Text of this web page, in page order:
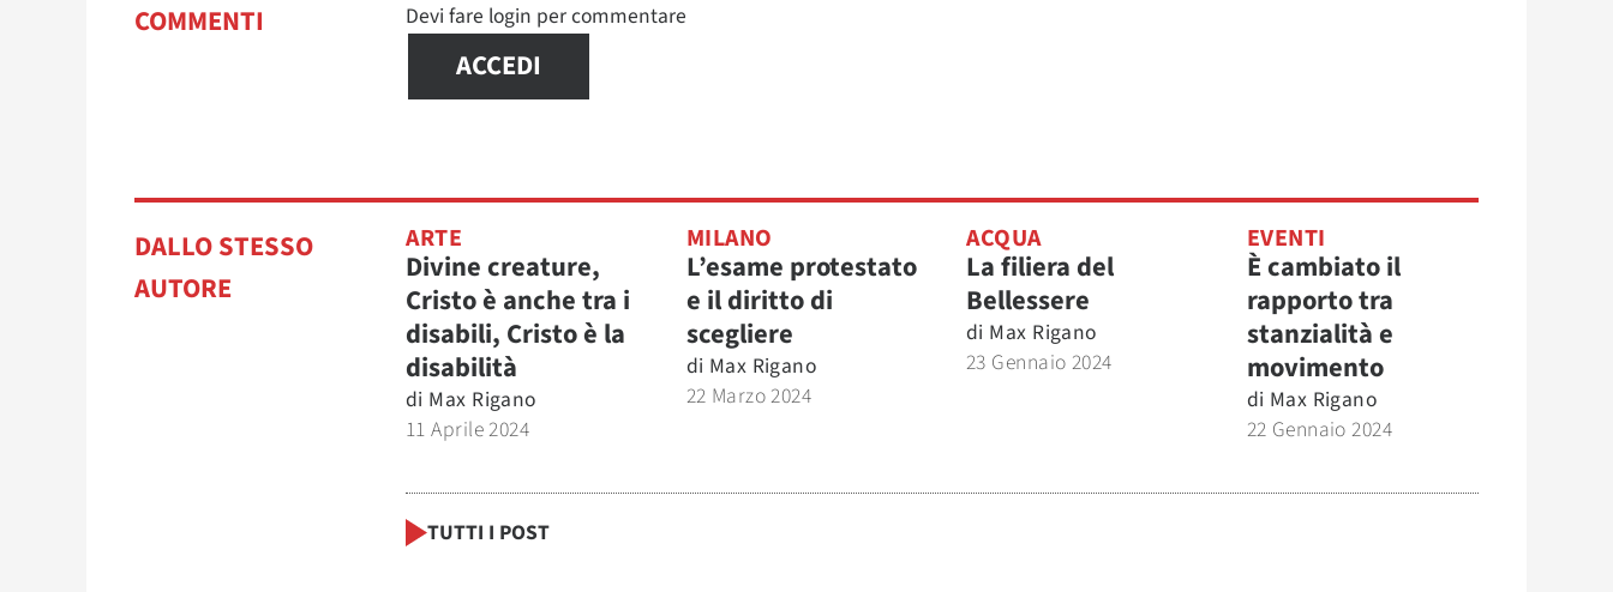
COMMENTI Devi fare login per commentare
ACCEDI
DALLO STESSO
AUTORE
ARTE
Divine creature,
Cristo è anche tra i
disabili, Cristo è la
disabilità
di Max Rigano
11 Aprile 2024
MILANO
L’esame protestato
e il diritto di
scegliere
di Max Rigano
22 Marzo 2024
ACQUA
La filiera del
Bellessere
di Max Rigano
23 Gennaio 2024
EVENTI
È cambiato il
rapporto tra
stanzialità e
movimento
di Max Rigano
22 Gennaio 2024
TUTTI I POST